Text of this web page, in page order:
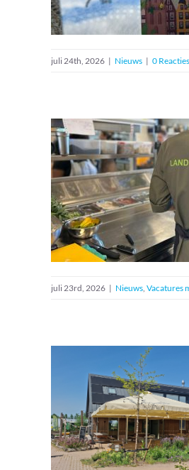
juli 24th, 2026 | Nieuws | 0 Reacties
Vacature
assistent –
Land in
Nieuws Vacatures
juli 23rd, 2026 | Nieuws, Vacatures
Land in Zicht
dankzij
Nieuws